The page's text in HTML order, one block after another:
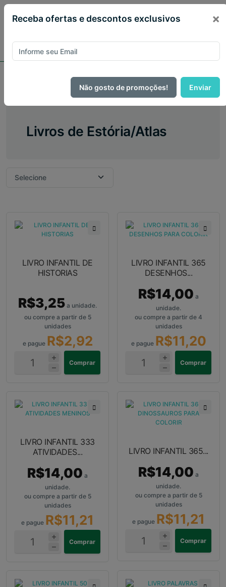
Livros de Estória/Atlas
Livros de Estória/Atlas
LIVRO INFANTIL DE
HISTORIAS
R$3,25 a unidade.
ou compre a partir de 5
unidades
e pague R$2,92
Comprar
LIVRO INFANTIL 365
DESENHOS...
R$14,00 a
unidade.
ou compre a partir de 4
unidades
e pague R$11,20
Comprar
LIVRO INFANTIL 333
ATIVIDADES...
R$14,00 a
unidade.
ou compre a partir de 5
unidades
e pague R$11,21
Comprar
LIVRO INFANTIL 365...
R$14,00 a
unidade.
ou compre a partir de 5
unidades
e pague R$11,21
Comprar
Receba ofertas e descontos exclusivos ×
Não gosto de promoções! Enviar